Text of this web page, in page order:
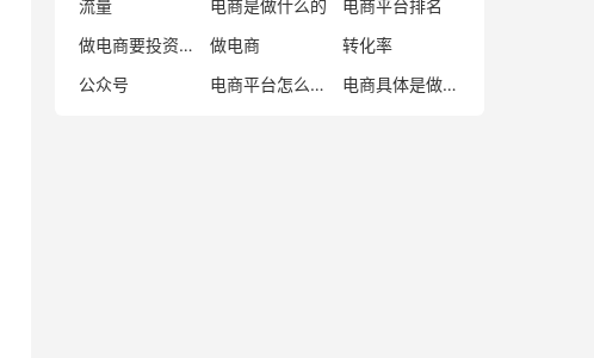
流量
电商是做什么的
电商平台排名
做电商要投资多少钱
做电商
转化率
公众号
电商平台怎么加入 电商具体是做什么的